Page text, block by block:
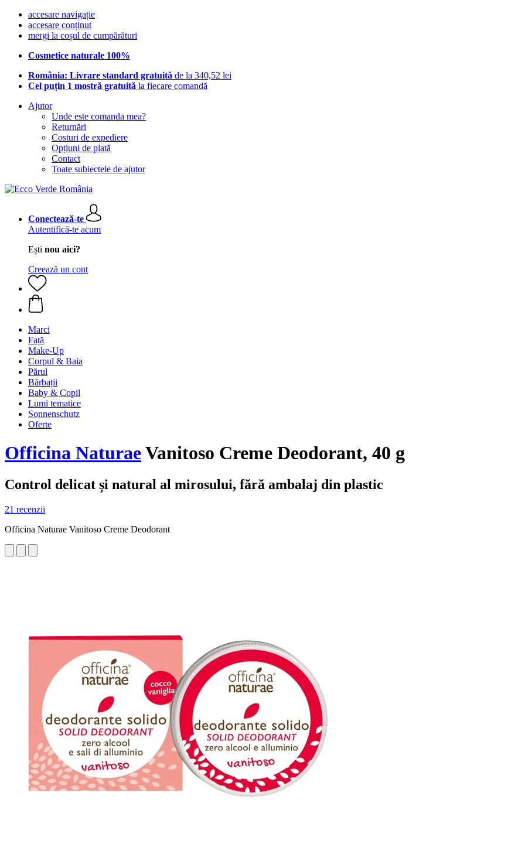
accesare navigație
accesare conținut
mergi la coșul de cumpărături
Cosmetice naturale 100%
România: Livrare standard gratuită de la 340,52 lei
Cel puțin 1 mostră gratuită la fiecare comandă
Ajutor
Unde este comanda mea?
Returnări
Costuri de expediere
Opțiuni de plată
Contact
Toate subiectele de ajutor
Conectează-te
Autentifică-te acum
Ești nou aici?
Creează un cont
Marci
Față
Make-Up
Corpul & Baia
Părul
Bărbații
Baby & Copil
Lumi tematice
Sonnenschutz
Oferte
Officina NaturaeVanitoso Creme Deodorant, 40 g
Control delicat și natural al mirosului, fără ambalaj din plastic
21 recenzii
Officina Naturae Vanitoso Creme Deodorant